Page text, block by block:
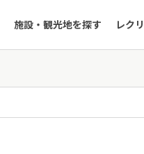
施設・観光地を探す レク